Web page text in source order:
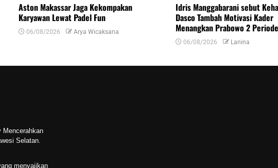
Aston Makassar Jaga Kekompakan
Karyawan Lewat Padel Fun
06/08/2026 Arya Wicaksana
Idris Manggabarani sebut
Dasco Tambah Motivasi Kader
Menangkan Prabowo 2 Periode
06/08/2026 Lanina
Mencerahkan
Selatan.
menyajikan